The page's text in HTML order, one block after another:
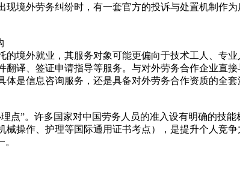
现境外劳务纠纷时，有一套官方的投诉与处置机制作
的境外就业，其服务对象可能更偏向于技术工人、专
翻译、签证申请指导等服务。与对外劳务合作企业直
是信息咨询服务，还是具备对外劳务合作资质的全套
点”。许多国家对中国劳务人员的准入设有明确的技
械操作、护理等国际通用证书考点），是提升个人竞